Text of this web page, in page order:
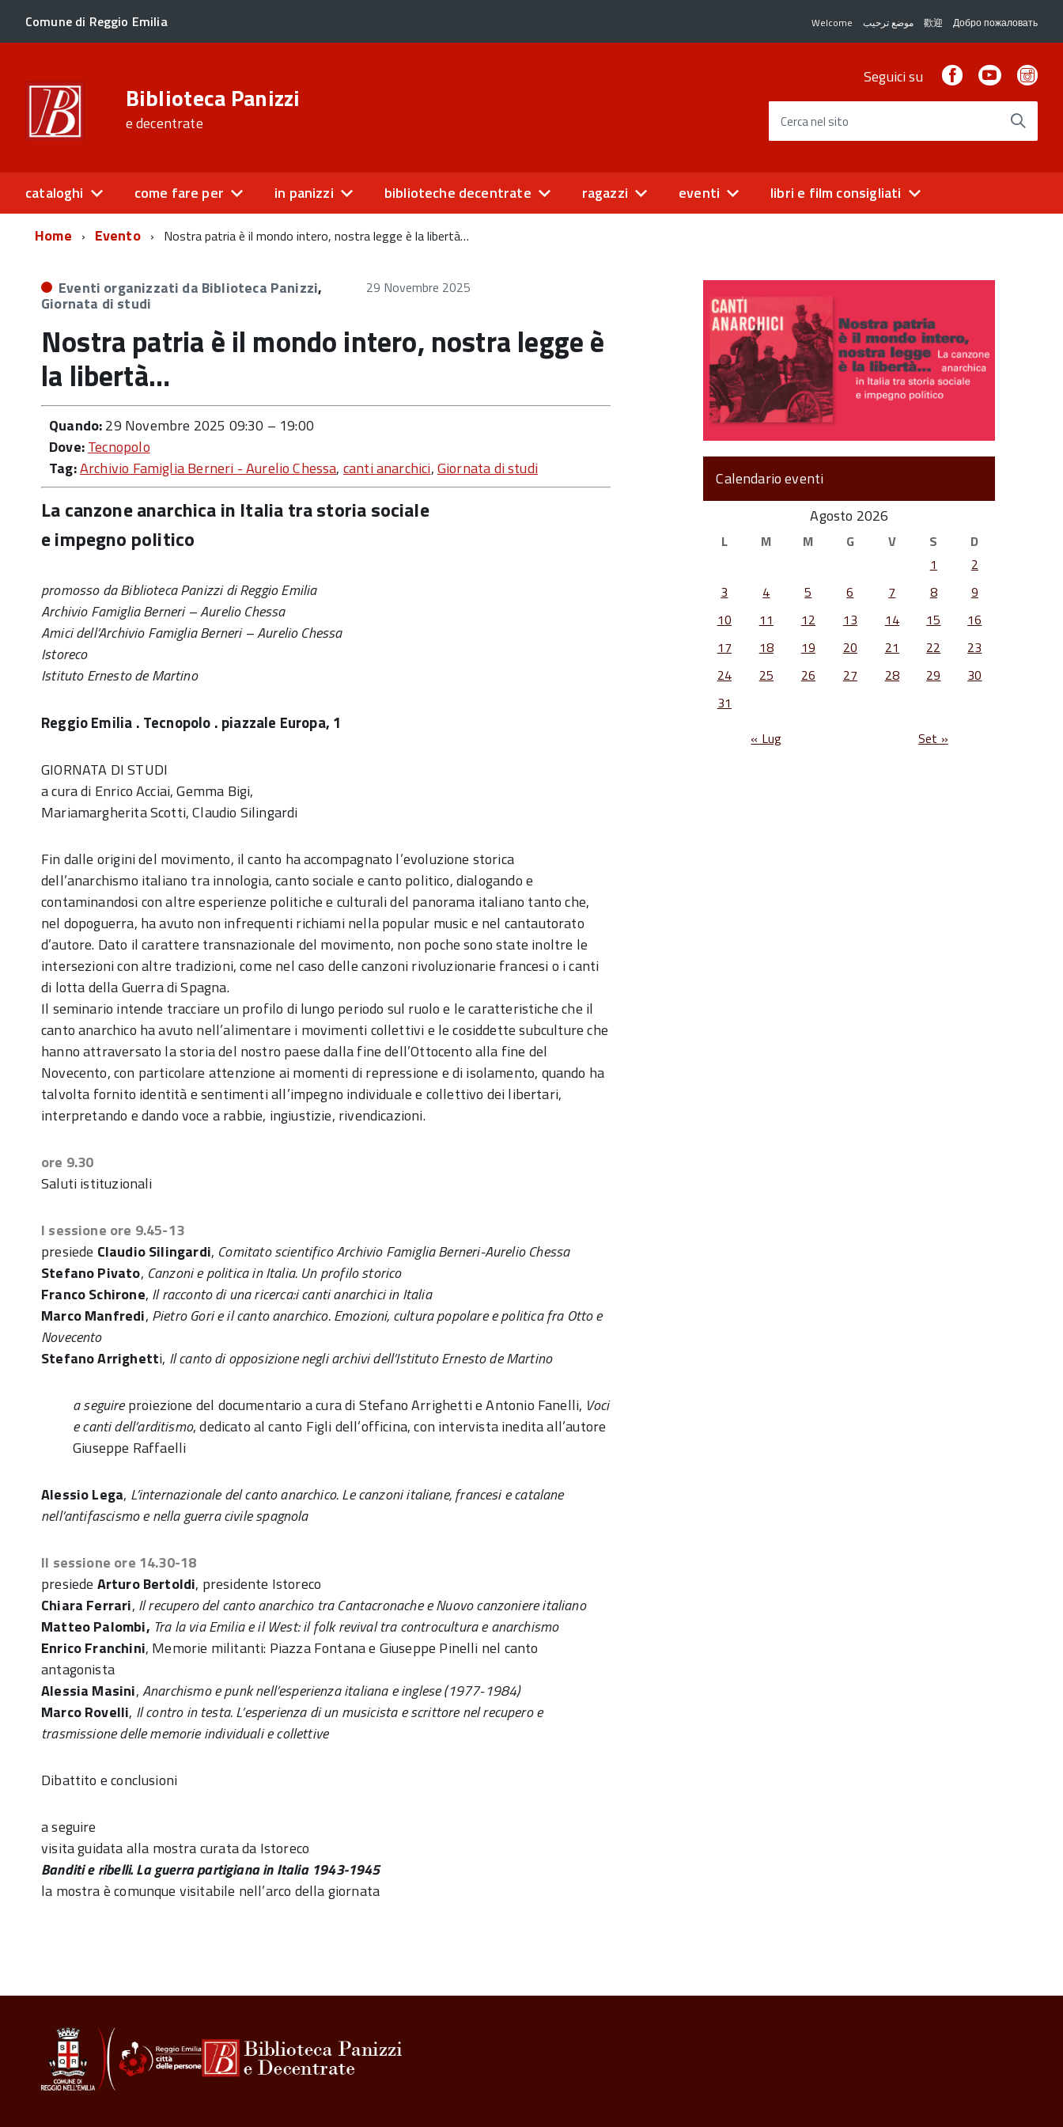
Comune di Reggio Emilia Welcome موضع ترحيب 歡迎 Добро пожаловать
Biblioteca Panizzi
e decentrate
Seguici su FacebookYoutube
Cerca nel sito
cataloghi come fare per in panizzi biblioteche decentrate ragazzi eventi
libri e film consigliati
Home
Evento Nostra patria è il mondo intero, nostra legge è la libertà…
Eventi organizzati da Biblioteca Panizzi,
Giornata di studi
29 Novembre 2025
Nostra patria è il mondo intero, nostra legge è
la libertà…
Quando:29 Novembre 2025 09:30 – 19:00
Dove:Tecnopolo
Tag:Archivio Famiglia Berneri - Aurelio Chessa, canti anarchici,Giornata di studi
La canzone anarchica in Italia tra storia sociale
e impegno politico
promosso da Biblioteca Panizzi di Reggio Emilia
Archivio Famiglia Berneri – Aurelio Chessa
Amici dell’Archivio Famiglia Berneri – Aurelio Chessa
Istoreco
Istituto Ernesto de Martino
Reggio Emilia . Tecnopolo . piazzale Europa, 1
GIORNATA DI STUDI
a cura di Enrico Acciai, Gemma Bigi,
Mariamargherita Scotti, Claudio Silingardi
Fin dalle origini del movimento, il canto ha accompagnato l’evoluzione storica
dell’anarchismo italiano tra innologia, canto sociale e canto politico, dialogando e
contaminandosi con altre esperienze politiche e culturali del panorama italiano tanto che,
nel dopoguerra, ha avuto non infrequenti richiami nella popular music e nel cantautorato
d’autore. Dato il carattere transnazionale del movimento, non poche sono state inoltre le
intersezioni con altre tradizioni, come nel caso delle canzoni rivoluzionarie francesi o i canti
di lotta della Guerra di Spagna.
Il seminario intende tracciare un profilo di lungo periodo sul ruolo e le caratteristiche che il
canto anarchico ha avuto nell’alimentare i movimenti collettivi e le cosiddette subculture che
hanno attraversato la storia del nostro paese dalla fine dell’Ottocento alla fine del
Novecento, con particolare attenzione ai momenti di repressione e di isolamento, quando ha
talvolta fornito identità e sentimenti all’impegno individuale e collettivo dei libertari,
interpretando e dando voce a rabbie, ingiustizie, rivendicazioni.
ore 9.30
Saluti istituzionali
I sessione ore 9.45-13
presiede Claudio Silingardi, Comitato scientifico Archivio Famiglia Berneri-Aurelio Chessa
Stefano Pivato, Canzoni e politica in Italia. Un profilo storico
Franco Schirone, Il racconto di una ricerca:i canti anarchici in Italia
Marco Manfredi, Pietro Gori e il canto anarchico. Emozioni, cultura popolare e politica fra Otto e
Novecento
Stefano Arrighetti, Il canto di opposizione negli archivi dell’Istituto Ernesto de Martino
a seguireproiezione del documentario a cura di Stefano Arrighetti e Antonio Fanelli, Voci
e canti dell’arditismo, dedicato al canto Figli dell’officina, con intervista inedita all’autore
Giuseppe Raffaelli
Alessio Lega, L’internazionale del canto anarchico. Le canzoni italiane, francesi e catalane
nell’antifascismo e nella guerra civile spagnola
II sessione ore 14.30-18
presiede Arturo Bertoldi, presidente Istoreco
Chiara Ferrari, Il recupero del canto anarchico tra Cantacronache e Nuovo canzoniere italiano
Matteo Palombi, Tra la via Emilia e il West: il folk revival tra controcultura e anarchismo
Enrico Franchini, Memorie militanti: Piazza Fontana e Giuseppe Pinelli nel canto
antagonista
Alessia Masini,Anarchismo e punk nell’esperienza italiana e inglese (1977-1984)
Marco Rovelli, Il contro in testa. L’esperienza di un musicista e scrittore nel recupero e
trasmissione delle memorie individuali e collettive
Dibattito e conclusioni
a seguire
visita guidata alla mostra curata da Istoreco
Banditi e ribelli. La guerra partigiana in Italia 1943-1945
la mostra è comunque visitabile nell’arco della giornata
Calendario eventi
Agosto 2026
L M M G V S
D
1
2
3
4 5 6 7 8
9
10
11 12 13 14 15
16
17
18 19 20 21 22
23
24
25 26 27 28 29
30
31
« Lug
Set »